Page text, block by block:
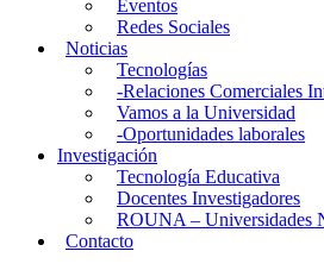
Eventos
Redes Sociales
Noticias
Tecnologías
-Relaciones Comerciales
Vamos a la Universidad
-Oportunidades laborales
Investigación
Tecnología Educativa
Docentes Investigadores
ROUNA – Universidades
Contacto